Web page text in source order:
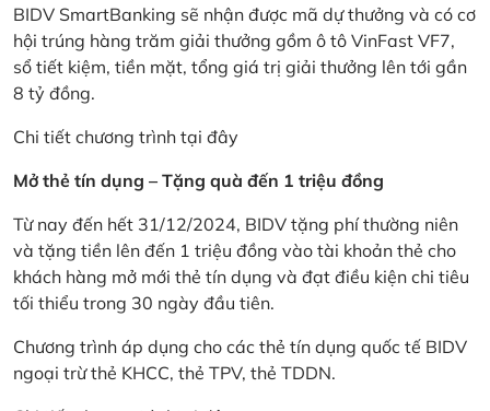
BIDV SmartBanking sẽ nhận được mã dự thưởng và có cơ
hội trúng hàng trăm giải thưởng gồm ô tô VinFast VF7,
sổ tiết kiệm, tiền mặt, tổng giá trị giải thưởng lên tới gần
8 tỷ đồng.
Chi tiết chương trình tại đây
Mở thẻ tín dụng – Tặng quà đến 1 triệu đồng
Từ nay đến hết 31/12/2024, BIDV tặng phí thường niên
và tặng tiền lên đến 1 triệu đồng vào tài khoản thẻ cho
khách hàng mở mới thẻ tín dụng và đạt điều kiện chi tiêu
tối thiểu trong 30 ngày đầu tiên.
Chương trình áp dụng cho các thẻ tín dụng quốc tế BIDV
ngoại trừ thẻ KHCC, thẻ TPV, thẻ TDDN.